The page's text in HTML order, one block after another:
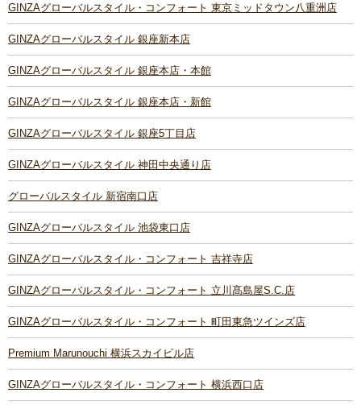
GINZAグローバルスタイル・コンフォート 東京ミッドタウン八重洲店
GINZAグローバルスタイル 銀座新本店
GINZAグローバルスタイル 銀座本店・本館
GINZAグローバルスタイル 銀座本店・新館
GINZAグローバルスタイル 銀座5丁目店
GINZAグローバルスタイル 神田中央通り店
グローバルスタイル 新宿南口店
GINZAグローバルスタイル 池袋東口店
GINZAグローバルスタイル・コンフォート 吉祥寺店
GINZAグローバルスタイル・コンフォート 立川髙島屋S.C.店
GINZAグローバルスタイル・コンフォート 町田東急ツインズ店
Premium Marunouchi 横浜スカイビル店
GINZAグローバルスタイル・コンフォート 横浜西口店